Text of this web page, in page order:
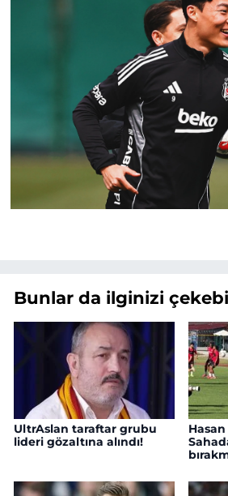
Bunlar da ilginizi
UltrAslan taraftar grubu
lideri gözaltına alındı!